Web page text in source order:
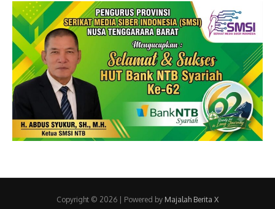
Copyright © 2026 | Powered by Majalah Berita X